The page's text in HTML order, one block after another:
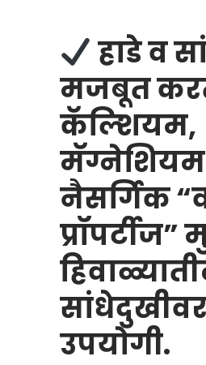
हाडे व
मजबूत
कॅल्शियम,
नैसर्गिक
उपयोगी.